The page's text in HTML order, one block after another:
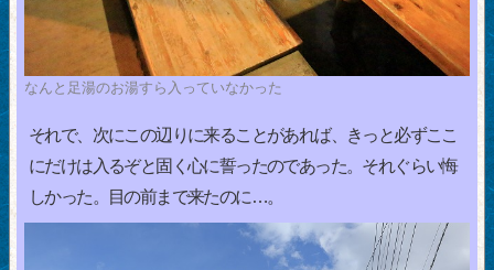
なんと足湯のお湯すら入っていなかった
それで、次にこの辺りに来ることがあれば、きっと必ずここ
にだけは入るぞと固く心に誓ったのであった。それぐらい悔
しかった。目の前まで来たのに…。